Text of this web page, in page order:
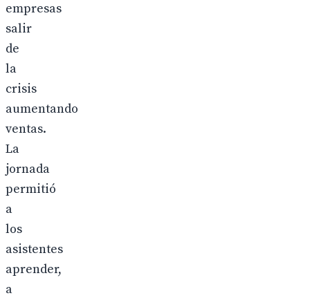
empresas
salir
de
la
crisis
aumentando
ventas.
La
jornada
permitió
a
los
asistentes
aprender,
a